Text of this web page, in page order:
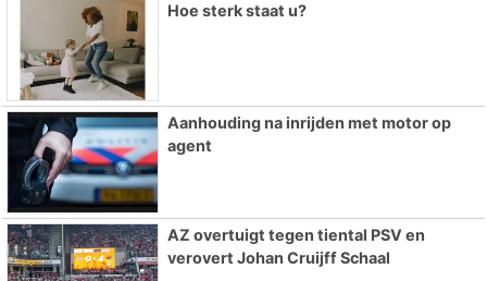
Hoe sterk staat u?
Aanhouding na inrijden met motor op
agent
AZ overtuigt tegen tiental PSV en
verovert Johan Cruijff Schaal